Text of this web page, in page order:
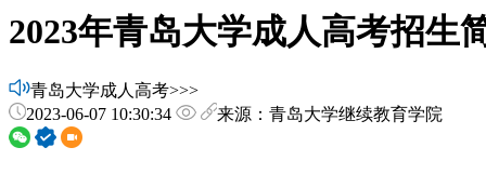
2023年青岛大学成人高考招生
青岛大学成人高考>>>
2023-06-07 10:30:34
来源：青岛大学继续教育学院